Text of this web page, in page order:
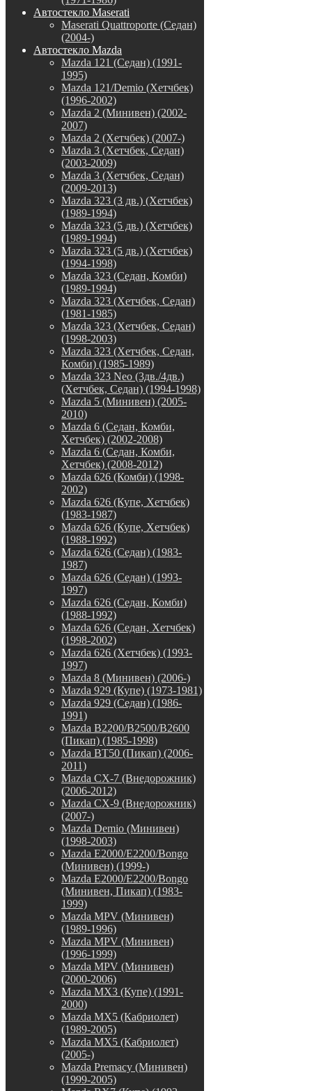
Автостекло Maserati
Maserati Quattroporte (Седан)
(2004-)
Автостекло Mazda
Mazda 121 (Седан) (1991-
1995)
Mazda 121/Demio (Хетчбек)
(1996-2002)
Mazda 2 (Минивен) (2002-
2007)
Mazda 2 (Хетчбек) (2007-)
Mazda 3 (Хетчбек, Седан)
(2003-2009)
Mazda 3 (Хетчбек, Седан)
(2009-2013)
Mazda 323 (3 дв.) (Хетчбек)
(1989-1994)
Mazda 323 (5 дв.) (Хетчбек)
(1989-1994)
Mazda 323 (5 дв.) (Хетчбек)
(1994-1998)
Mazda 323 (Седан, Комби)
(1989-1994)
Mazda 323 (Хетчбек, Седан)
(1981-1985)
Mazda 323 (Хетчбек, Седан)
(1998-2003)
Mazda 323 (Хетчбек, Седан,
Комби) (1985-1989)
Mazda 323 Neo (3дв./4дв.)
(Хетчбек, Седан) (1994-1998)
Mazda 5 (Минивен) (2005-
2010)
Mazda 6 (Седан, Комби,
Хетчбек) (2002-2008)
Mazda 6 (Седан, Комби,
Хетчбек) (2008-2012)
Mazda 626 (Комби) (1998-
2002)
Mazda 626 (Купе, Хетчбек)
(1983-1987)
Mazda 626 (Купе, Хетчбек)
(1988-1992)
Mazda 626 (Седан) (1983-
1987)
Mazda 626 (Седан) (1993-
1997)
Mazda 626 (Седан, Комби)
(1988-1992)
Mazda 626 (Седан, Хетчбек)
(1998-2002)
Mazda 626 (Хетчбек) (1993-
1997)
Mazda 8 (Минивен) (2006-)
Mazda 929 (Купе) (1973-1981)
Mazda 929 (Седан) (1986-
1991)
Mazda B2200/B2500/B2600
(Пикап) (1985-1998)
Mazda BT50 (Пикап) (2006-
2011)
Mazda CX-7 (Внедорожник)
(2006-2012)
Mazda CX-9 (Внедорожник)
(2007-)
Mazda Demio (Минивен)
(1998-2003)
Mazda E2000/E2200/Bongo
(Минивен) (1999-)
Mazda E2000/E2200/Bongo
(Минивен, Пикап) (1983-
1999)
Mazda MPV (Минивен)
(1989-1996)
Mazda MPV (Минивен)
(1996-1999)
Mazda MPV (Минивен)
(2000-2006)
Mazda MX3 (Купе) (1991-
2000)
Mazda MX5 (Кабриолет)
(1989-2005)
Mazda MX5 (Кабриолет)
(2005-)
Mazda Premacy (Минивен)
(1999-2005)